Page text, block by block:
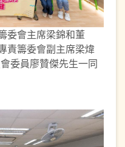
委會主席梁錦和董
責籌委會副主席梁煒
委員廖贊傑先生一同